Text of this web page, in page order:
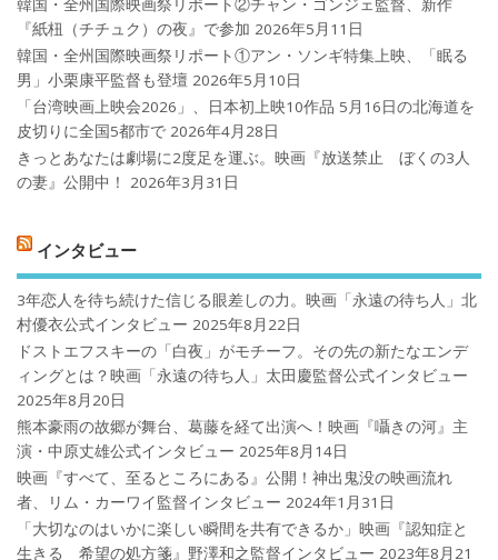
韓国・全州国際映画祭リポート②チャン・ゴンジェ監督、新作
『紙杻（チチュク）の夜』で参加 2026年5月11日
韓国・全州国際映画祭リポート①アン・ソンギ特集上映、「眠る
男」小栗康平監督も登壇 2026年5月10日
「台湾映画上映会2026」、日本初上映10作品 5月16日の北海道を
皮切りに全国5都市で 2026年4月28日
きっとあなたは劇場に2度足を運ぶ。映画『放送禁止 ぼくの3人
の妻』公開中！
2026年3月31日
インタビュー
3年恋人を待ち続けた信じる眼差しの力。映画「永遠の待ち人」北
村優衣公式インタビュー 2025年8月22日
ドストエフスキーの「白夜」がモチーフ。その先の新たなエンデ
ィングとは？映画「永遠の待ち人」太田慶監督公式インタビュー
2025年8月20日
熊本豪雨の故郷が舞台、葛藤を経て出演へ！映画『囁きの河』主
演・中原丈雄公式インタビュー 2025年8月14日
映画『すべて、至るところにある』公開！神出鬼没の映画流れ
者、リム・カーワイ監督インタビュー 2024年1月31日
「大切なのはいかに楽しい瞬間を共有できるか」映画『認知症と
生きる 希望の処方箋』野澤和之監督インタビュー 2023年8月21